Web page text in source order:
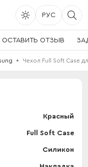
РУС
ОСТАВИТЬ ОТЗЫВ
Чехол Full Soft Case
Красный
Full Soft Case
Силикон